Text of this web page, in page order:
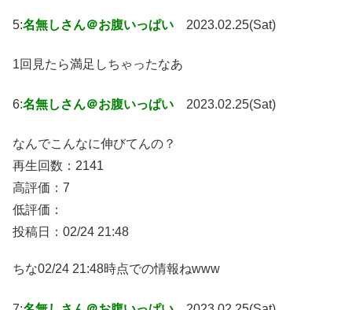
5:名無しさん＠お腹いっぱい 2023.02.25(Sat)
1回見たら満足しちゃったなあ
6:名無しさん＠お腹いっぱい 2023.02.25(Sat)
なんでこんなに伸びてんの？
再生回数：2141
高評価：7
低評価：
投稿日：02/24 21:48
ちな02/24 21:48時点での情報ねwww